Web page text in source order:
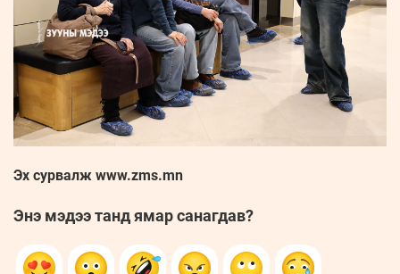
Эх сурвалж www.zms.mn
Энэ мэдээ танд ямар санагдав?